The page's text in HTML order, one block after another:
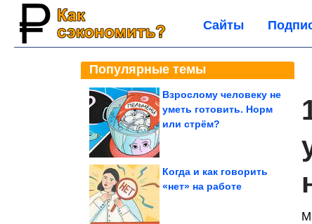
Сайты
Популярные темы
Взрослому человеку не
уметь готовить. Норм
или стрём?
Когда и как говорить
«нет» на работе